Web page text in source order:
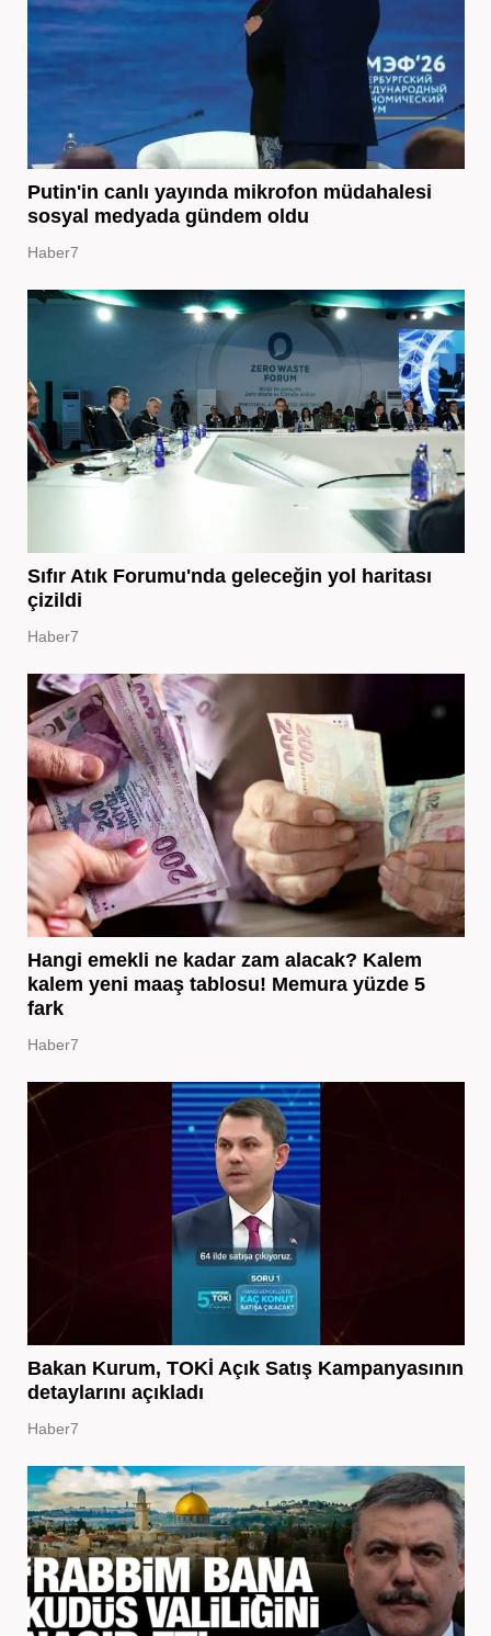
Putin'in canlı yayında mikrofon müdahalesi
sosyal medyada gündem oldu
Haber7
Sıfır Atık Forumu'nda geleceğin yol haritası
çizildi
Haber7
Hangi emekli ne kadar zam alacak? Kalem
kalem yeni maaş tablosu! Memura yüzde 5
fark
Haber7
Bakan Kurum, TOKİ Açık Satış Kampanyasının
detaylarını açıkladı
Haber7